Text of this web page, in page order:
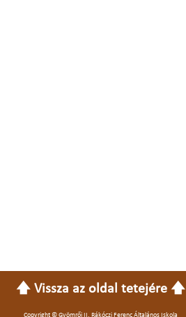
🡅 Vissza az oldal tetejére 🡅
Copyright © Gyömrői II. Rákóczi Ferenc Általános Iskola